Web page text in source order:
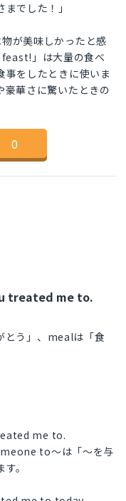
でした！」
が美味しかったと感
」は大量の食べ
事をしたときに使いま
豪華さに驚いたときの
0
treated me to.
う」、mealは「食
me to.
to〜は「〜を与
。